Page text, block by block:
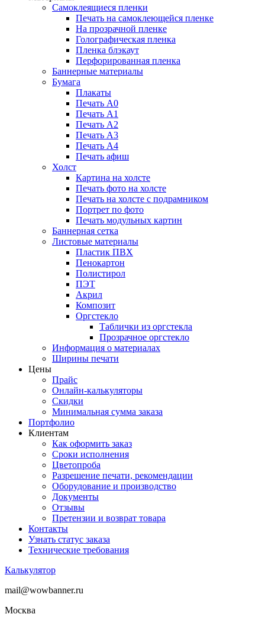
Самоклеящиеся пленки
Печать на самоклеющейся пленке
На прозрачной пленке
Голографическая пленка
Пленка блэкаут
Перфорированная пленка
Баннерные материалы
Бумага
Плакаты
Печать А0
Печать А1
Печать А2
Печать А3
Печать А4
Печать афиш
Холст
Картина на холсте
Печать фото на холсте
Печать на холсте с подрамником
Портрет по фото
Печать модульных картин
Баннерная сетка
Листовые материалы
Пластик ПВХ
Пенокартон
Полистирол
ПЭТ
Акрил
Композит
Оргстекло
Таблички из оргстекла
Прозрачное оргстекло
Информация о материалах
Ширины печати
Цены
Прайс
Онлайн-калькуляторы
Скидки
Минимальная сумма заказа
Портфолио
Клиентам
Как оформить заказ
Сроки исполнения
Цветопроба
Разрешение печати, рекомендации
Оборудование и производство
Документы
Отзывы
Претензии и возврат товара
Контакты
Узнать статус заказа
Технические требования
Калькулятор
mail@wowbanner.ru
Москва